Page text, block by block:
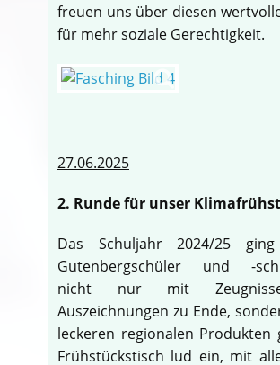
freuen uns über diesen
für mehr soziale Gerechtigkeit.
27.06.2025
2. Runde für unser
Das Schuljahr 2024/25
Gutenbergschüler und -
nicht nur mit
Auszeichnungen zu Ende,
leckeren regionalen Produkten
Frühstückstisch lud ein, mit